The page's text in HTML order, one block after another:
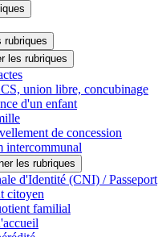
union libre, concubinage
d'un enfant
de concession
intercommunal
d'Identité (CNI) / Passeport
citoyen
familial